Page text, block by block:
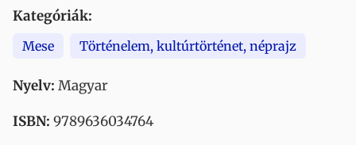
Kategóriák:
Mese Történelem, kultúrtörténet, néprajz
Nyelv: Magyar
ISBN: 9789636034764